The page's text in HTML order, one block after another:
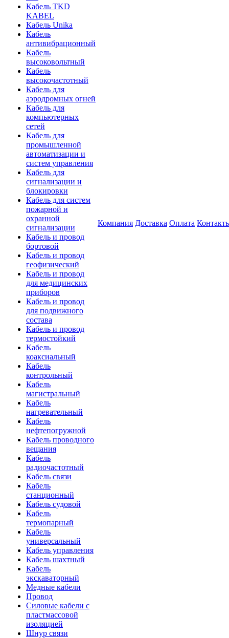
Кабель TKD
KABEL
Кабель Unika
Кабель
антивибрационный
Кабель
высоковольтный
Кабель
высокочастотный
Кабель для
аэродромных огней
Кабель для
компьютерных
сетей
Кабель для
промышленной
автоматизации и
систем управления
Кабель для
сигнализации и
блокировки
Кабель для систем
пожарной и
охранной
сигнализации
Кабель и провод
бортовой
Кабель и провод
геофизический
Кабель и провод
для медицинских
приборов
Кабель и провод
для подвижного
состава
Кабель и провод
термостойкий
Кабель
коаксиальный
Кабель
контрольный
Кабель
магистральный
Кабель
нагревательный
Кабель
нефтепогружной
Кабель проводного
вещания
Кабель
радиочастотный
Кабель связи
Кабель
станционный
Кабель судовой
Кабель
термопарный
Кабель
универсальный
Кабель управления
Кабель шахтный
Кабель
экскаваторный
Медные кабели
Провод
Силовые кабели с
пластмассовой
изоляцией
Шнур связи
Компания Доставка Оплата